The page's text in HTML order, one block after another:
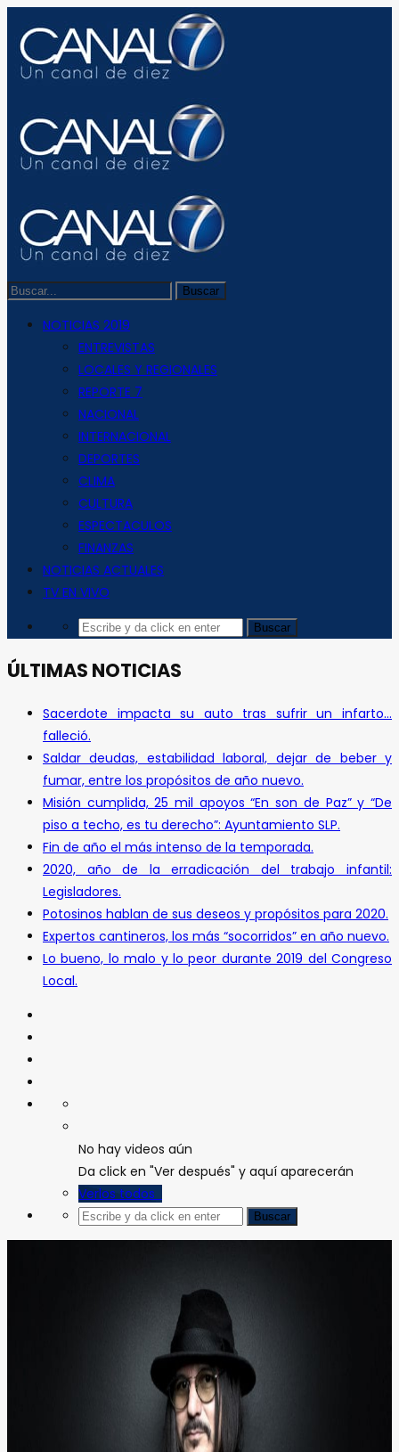
NOTICIAS 2019
ENTREVISTAS
LOCALES Y REGIONALES
REPORTE 7
NACIONAL
INTERNACIONAL
DEPORTES
CLIMA
CULTURA
ESPECTACULOS
FINANZAS
NOTICIAS ACTUALES
TV EN VIVO
ÚLTIMAS NOTICIAS
Sacerdote impacta su auto tras sufrir un infarto…
falleció.
Saldar deudas, estabilidad laboral, dejar de beber y
fumar, entre los propósitos de año nuevo.
Misión cumplida, 25 mil apoyos “En son de Paz” y “De
piso a techo, es tu derecho”: Ayuntamiento SLP.
Fin de año el más intenso de la temporada.
2020, año de la erradicación del trabajo infantil:
Legisladores.
Potosinos hablan de sus deseos y propósitos para 2020.
Expertos cantineros, los más “socorridos” en año nuevo.
Lo bueno, lo malo y lo peor durante 2019 del Congreso
Local.
No hay videos aún
Da click en "Ver después" y aquí aparecerán
Verlos todos